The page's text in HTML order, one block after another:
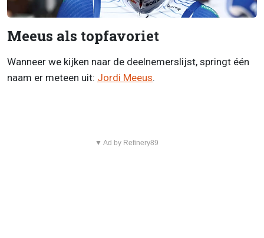
Meeus als topfavoriet
Wanneer we kijken naar de deelnemerslijst, springt één
naam er meteen uit: Jordi Meeus.
▼ Ad by Refinery89